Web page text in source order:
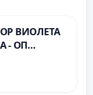
ВИОЛЕТА
- ОП